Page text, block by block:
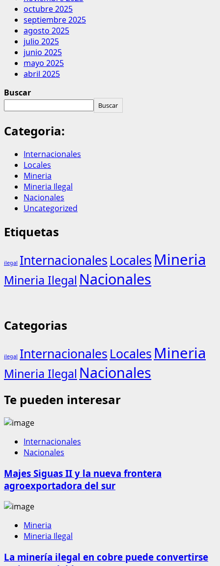
octubre 2025
septiembre 2025
agosto 2025
julio 2025
junio 2025
mayo 2025
abril 2025
Buscar
Buscar
Categoria:
Internacionales
Locales
Mineria
Mineria Ilegal
Nacionales
Uncategorized
Etiquetas
ilegal Internacionales Locales Mineria
Mineria Ilegal Nacionales
Categorias
ilegal Internacionales Locales Mineria
Mineria Ilegal Nacionales
Te pueden interesar
Internacionales
Nacionales
Majes Siguas II y la nueva frontera
agroexportadora del sur
Mineria
Mineria Ilegal
La minería ilegal en cobre puede convertirse